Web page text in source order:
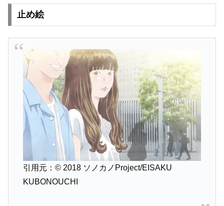
止め絵
引用元：© 2018 ソノカノProject/EISAKU
KUBONOUCHI